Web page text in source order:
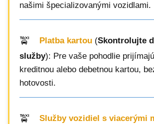
našimi špecializovanými vozidlami.
Platba kartou (Skontrolujte
služby): Pre vaše pohodlie
kreditnou alebo debetnou kartou,
hotovosti.
Služby vozidiel s viacerými